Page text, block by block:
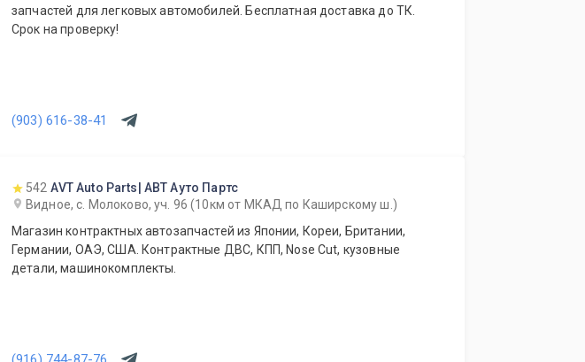
запчастей для легковых автомобилей. Бесплатная доставка до ТК.
Срок на проверку!
(903) 616-38-41
542 AVT Auto Parts| АВТ Ауто Партс
Видное, с. Молоково, уч. 96 (10км от МКАД по Каширскому ш.)
Магазин контрактных автозапчастей из Японии, Кореи, Британии,
Германии, ОАЭ, США. Контрактные ДВС, КПП, Nose Cut, кузовные
детали, машинокомплекты.